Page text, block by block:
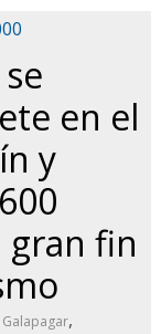
en el
y
gran fin
,